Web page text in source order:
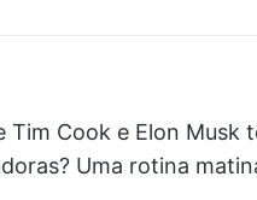
Tim Cook e Elon Musk
Uma rotina